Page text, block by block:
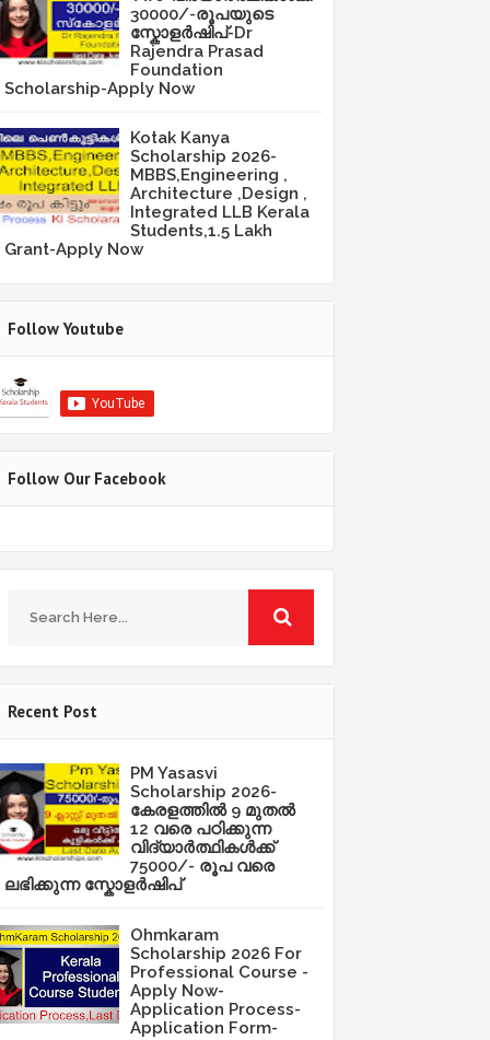
30000/-രൂപയുടെ
സ്കോളർഷിപ്-Dr
Rajendra Prasad
Foundation
Scholarship-Apply Now
Kotak Kanya
Scholarship 2026-
MBBS,Engineering ,
Architecture ,Design ,
Integrated LLB Kerala
Students,1.5 Lakh
Grant-Apply Now
Follow Youtube
Follow Our Facebook
Recent Post
PM Yasasvi
Scholarship 2026-
കേരളത്തിൽ 9 മുതൽ
12 വരെ പഠിക്കുന്ന
വിദ്യാർത്ഥികൾക്ക്
75000/- രൂപ വരെ
ലഭിക്കുന്ന സ്കോളർഷിപ്
Ohmkaram
Scholarship 2026 For
Professional Course -
Apply Now-
Application Process-
Application Form-